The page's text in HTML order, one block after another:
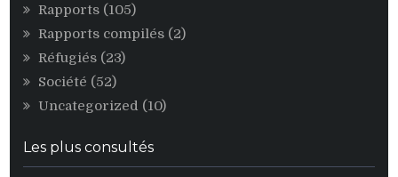
Rapports (105)
Rapports compilés (2)
Réfugiés (23)
Société (52)
Uncategorized (10)
Les plus consultés